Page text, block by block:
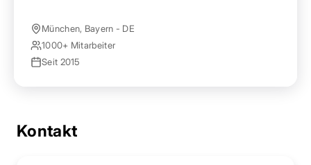
München, Bayern - DE
1000+ Mitarbeiter
Seit 2015
Kontakt